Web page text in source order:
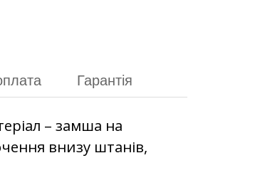
Гарантія
– замша на
внизу штанів,